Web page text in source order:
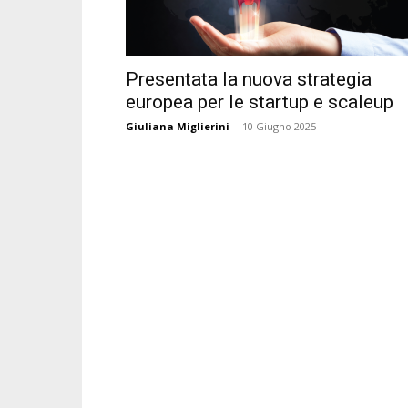
Presentata la nuova strategia
europea per le startup e scaleup
Giuliana Miglierini - 10 Giugno 2025